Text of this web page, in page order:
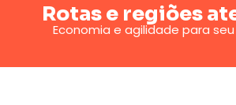
Rotas e regiões
Economia e agilidade para